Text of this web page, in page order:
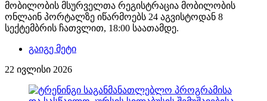
მობილობის მსურველთა რეგისტრაცია მობილობის
ონლაინ პორტალზე იწარმოებს 24 აგვისტოდან 8
სექტემბრის ჩათვლით, 18:00 საათამდე.
გაიგე მეტი
22 ივლისი 2026